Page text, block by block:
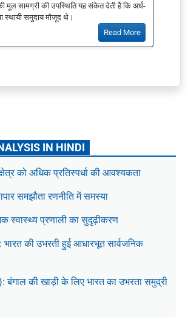
की मूल सामग्री की उपस्थिति यह संकेत देती है कि अर्ध-
स्थायी समुदाय मौजूद थे।
Read More
IN HINDI
को अधिक प्रतिस्पर्धा की आवश्यकता
समझौता रणनीति में समस्या
स्वास्थ्य प्रणाली का सुदृढ़ीकरण
: भारत की उभरती हुई आधारभूत सार्वजनिक
बंगाल की खाड़ी के लिए भारत का उभरता समुद्री